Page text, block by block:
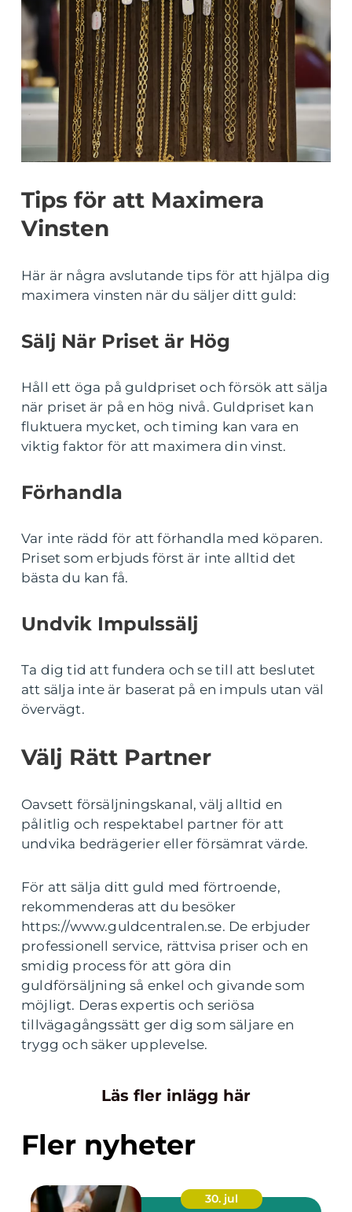
Tips för att Maximera
Vinsten
Här är några avslutande tips för att hjälpa dig
maximera vinsten när du säljer ditt guld:
Sälj När Priset är Hög
Håll ett öga på guldpriset och försök att sälja
när priset är på en hög nivå. Guldpriset kan
fluktuera mycket, och timing kan vara en
viktig faktor för att maximera din vinst.
Förhandla
Var inte rädd för att förhandla med köparen.
Priset som erbjuds först är inte alltid det
bästa du kan få.
Undvik Impulssälj
Ta dig tid att fundera och se till att beslutet
att sälja inte är baserat på en impuls utan väl
övervägt.
Välj Rätt Partner
Oavsett försäljningskanal, välj alltid en
pålitlig och respektabel partner för att
undvika bedrägerier eller försämrat värde.
För att sälja ditt guld med förtroende,
rekommenderas att du besöker
https://www.guldcentralen.se. De erbjuder
professionell service, rättvisa priser och en
smidig process för att göra din
guldförsäljning så enkel och givande som
möjligt. Deras expertis och seriösa
tillvägagångssätt ger dig som säljare en
trygg och säker upplevelse.
Läs fler inlägg här
Fler nyheter
30. jul